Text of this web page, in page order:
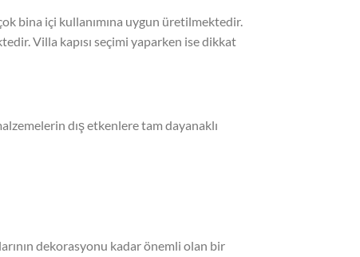
bina içi kullanımına uygun üretilmektedir.
Villa kapısı seçimi yaparken ise dikkat
dış etkenlere tam dayanaklı
dekorasyonu kadar önemli olan bir